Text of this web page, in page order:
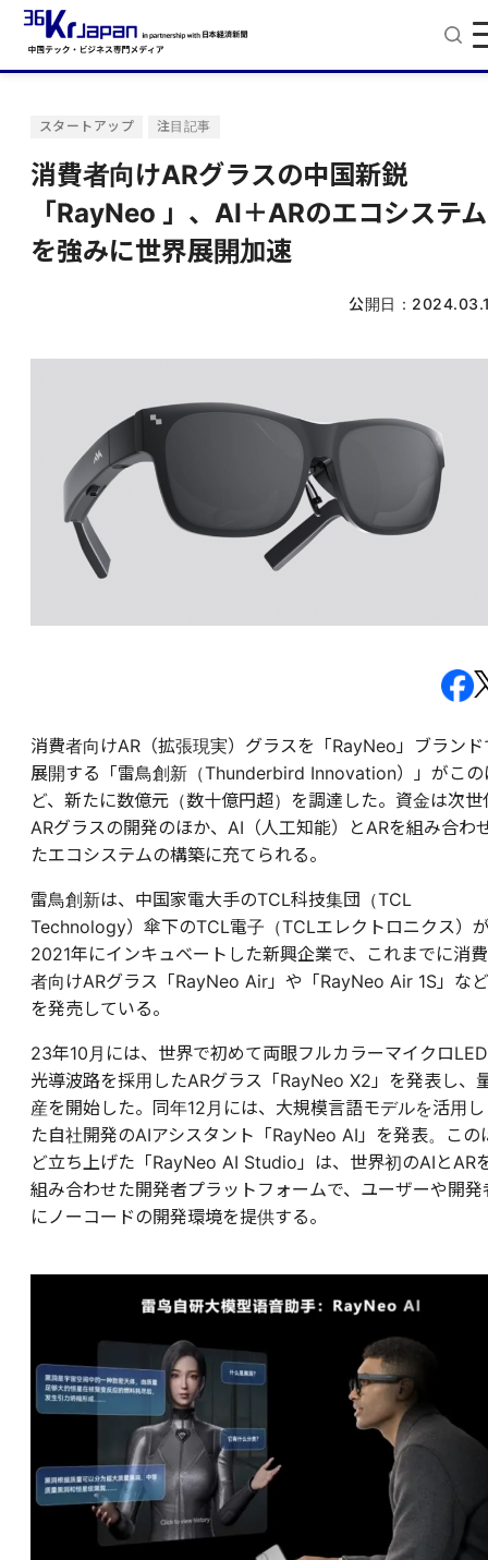
スタートアップ 注目記事
消費者向けARグラスの中国新鋭
「RayNeo 」、AI＋ARのエコシステム
を強みに世界展開加速
公開日：
消費者向けAR（拡張現実）グラスを「RayNeo」ブランド
展開する「雷鳥創新（Thunderbird Innovation）」がこの
ど、新たに数億元（数十億円超）を調達した。資金は次世
ARグラスの開発のほか、AI（人工知能）とARを組み合わ
たエコシステムの構築に充てられる。
雷鳥創新は、中国家電大手のTCL科技集団（TCL
Technology）傘下のTCL電子（TCLエレクトロニクス）
2021年にインキュベートした新興企業で、これまでに消費
者向けARグラス「RayNeo Air」や「RayNeo Air 1S」など
を発売している。
23年10月には、世界で初めて両眼フルカラーマイクロLED
光導波路を採用したARグラス「RayNeo X2」を発表し、
産を開始した。同年12月には、大規模言語モデルを活用し
た自社開発のAIアシスタント「RayNeo AI」を発表。この
ど立ち上げた「RayNeo AI Studio」は、世界初のAIとAR
組み合わせた開発者プラットフォームで、ユーザーや開発
にノーコードの開発環境を提供する。